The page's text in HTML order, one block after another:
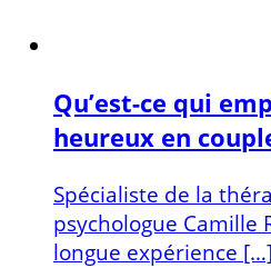
Qu’est-ce qui
heureux en
Spécialiste de la
psychologue Camille
longue expérience […]